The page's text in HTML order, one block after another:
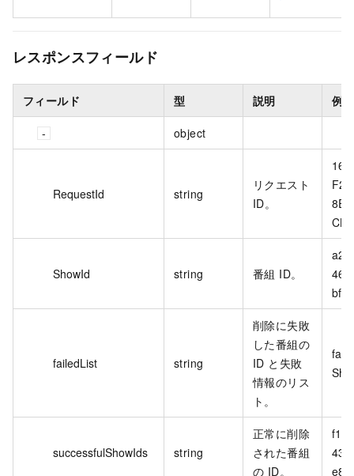
レスポンスフィールド
フィールド 型 説明 例
object
RequestId string
リクエスト
ID。
ShowId string 番組 ID。
failedList string
削除に失敗
した番組の
ID と失敗
情報のリス
ト。
successfulShowIds string
正常に削除
された番組
の ID。